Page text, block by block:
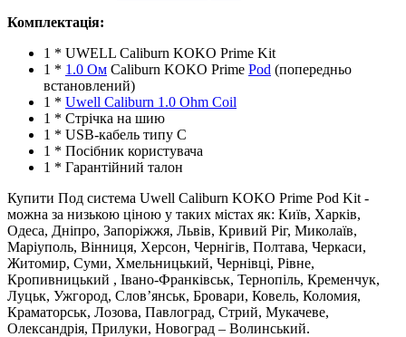
Комплектація:
1 * UWELL Caliburn KOKO Prime Kit
1 * 1.0 Ом Caliburn KOKO Prime Pod (попередньо
встановлений)
1 * Uwell Caliburn 1.0 Ohm Coil
1 * Стрічка на шию
1 * USB-кабель типу C
1 * Посібник користувача
1 * Гарантійний талон
Купити Под система Uwell Caliburn KOKO Prime Pod Kit -
можна за низькою ціною у таких містах як: Київ, Харків,
Одеса, Дніпро, Запоріжжя, Львів, Кривий Ріг, Миколаїв,
Маріуполь, Вінниця, Херсон, Чернігів, Полтава, Черкаси,
Житомир, Суми, Хмельницький, Чернівці, Рівне,
Кропивницький , Івано-Франківськ, Тернопіль, Кременчук,
Луцьк, Ужгород, Слов’янськ, Бровари, Ковель, Коломия,
Краматорськ, Лозова, Павлоград, Стрий, Мукачеве,
Олександрія, Прилуки, Новоград – Волинський.